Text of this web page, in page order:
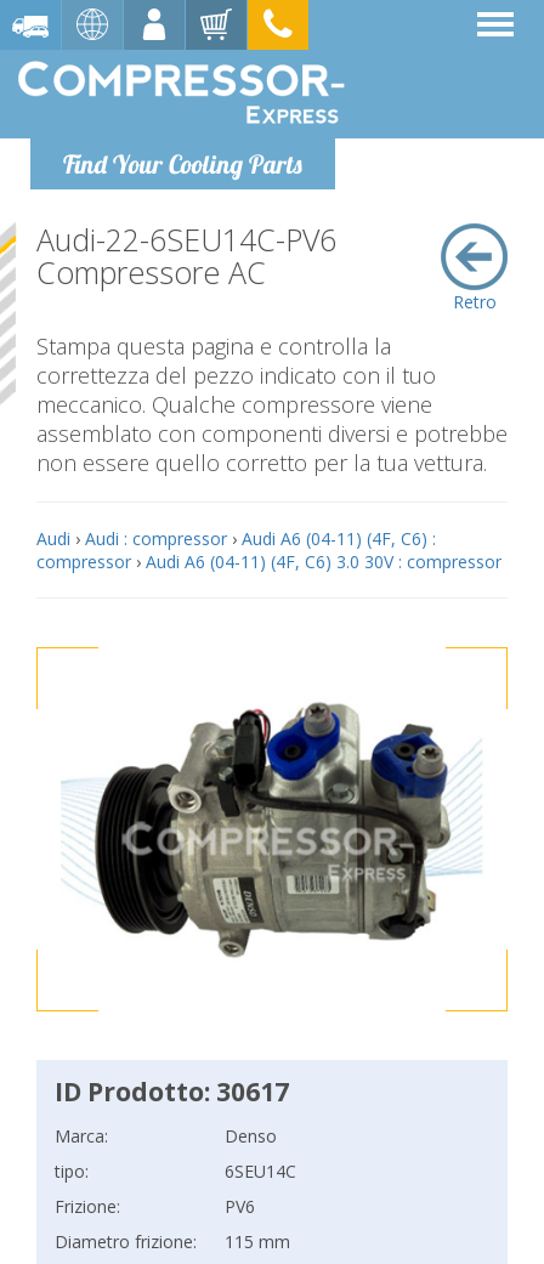
Find Your Cooling Parts
Retro
Audi-22-6SEU14C-PV6
Compressore AC
Stampa questa pagina e controlla la
correttezza del pezzo indicato con il tuo
meccanico. Qualche compressore viene
assemblato con componenti diversi e potrebbe
non essere quello corretto per la tua vettura.
Audi › Audi : compressor › Audi A6 (04-11) (4F, C6) :
compressor › Audi A6 (04-11) (4F, C6) 3.0 30V : compressor
ID Prodotto: 30617
Marca:
Denso
tipo:
6SEU14C
Frizione:
PV6
Diametro frizione:
115 mm